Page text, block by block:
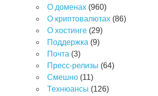
О доменах (960)
О криптовалютах (86)
О хостинге (29)
Поддержка (9)
Почта (3)
Пресс-релизы (64)
Смешно (11)
Технюансы (126)